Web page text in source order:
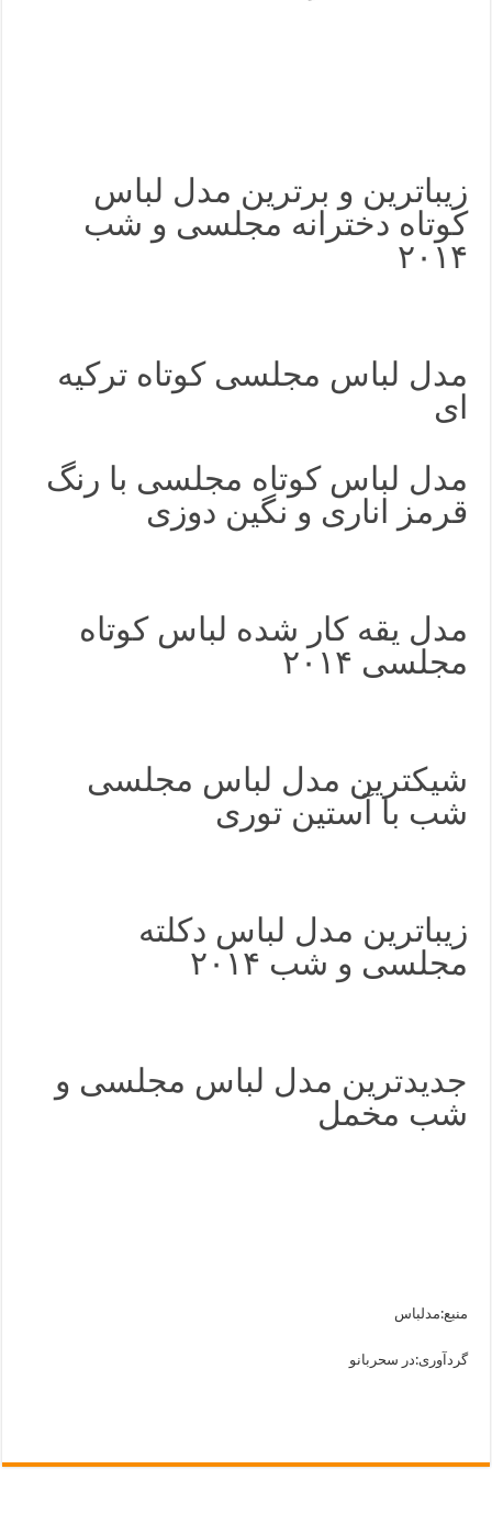
زیباترین و برترین مدل لباس
کوتاه دخترانه مجلسی و شب
۲۰۱۴
مدل لباس مجلسی کوتاه ترکیه
ای
مدل لباس کوتاه مجلسی با رنگ
قرمز اناری و نگین دوزی
مدل یقه کار شده لباس کوتاه
مجلسی ۲۰۱۴
شیکترین مدل لباس مجلسی
شب با آستین توری
زیباترین مدل لباس دکلته
مجلسی و شب ۲۰۱۴
جدیدترین مدل لباس مجلسی و
شب مخمل
منبع:مدلباس
گردآوری:در سحربانو